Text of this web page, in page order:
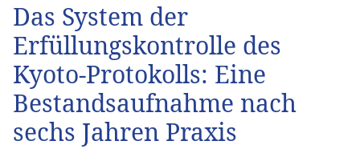
Das System der
Erfüllungskontrolle des
Kyoto-Protokolls: Eine
Bestandsaufnahme nach
sechs Jahren Praxis